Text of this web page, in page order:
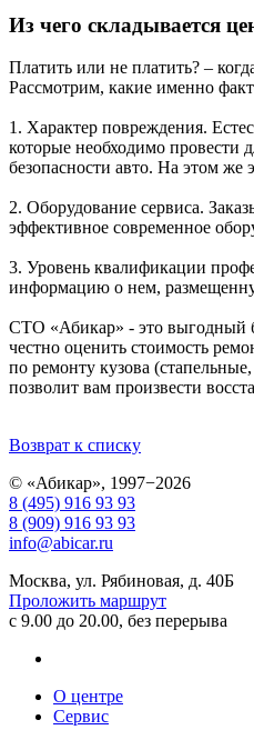
Из чего складывается
Платить или не платить? –
Рассмотрим, какие именно
1. Характер повреждения.
которые необходимо провести
безопасности авто. На этом же
2. Оборудование сервиса.
эффективное современное
3. Уровень квалификации
информацию о нем,
СТО «Абикар» - это выгодный
честно оценить стоимость
по ремонту кузова
позволит вам произвести
Возврат к списку
© «Абикар», 1997−2026
8 (495) 916 93 93
8 (909) 916 93 93
info@abicar.ru
Москва, ул. Рябиновая, д. 40Б
Проложить маршрут
с 9.00 до 20.00, без перерыва
О центре
Сервис